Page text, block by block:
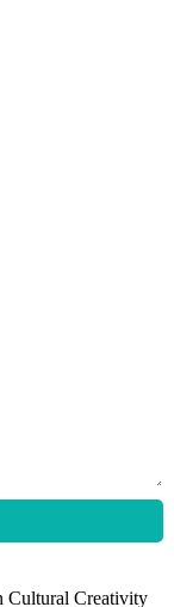
Cultural Creativity